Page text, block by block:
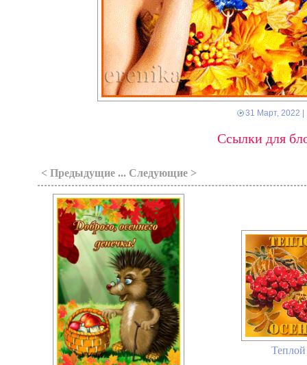
31 Март, 2022
Ссылки для
< Предыдущие ... Следующие >